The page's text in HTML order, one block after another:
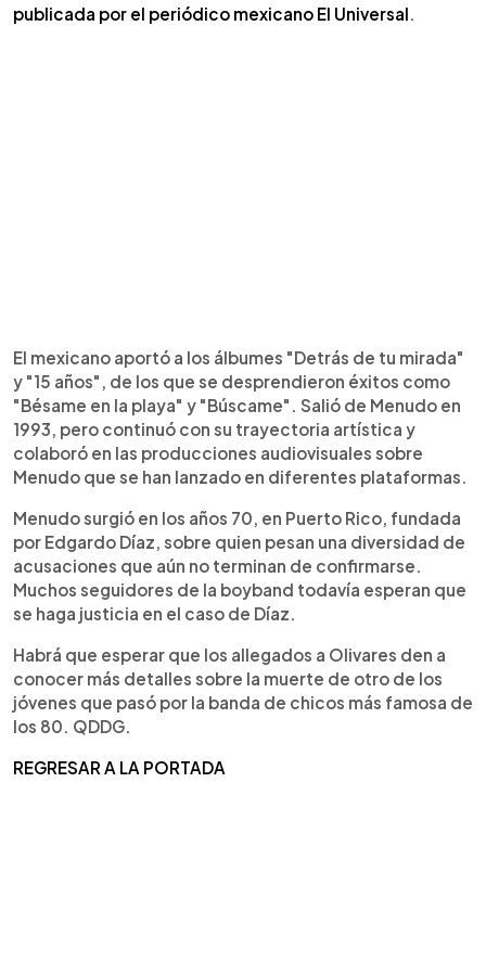
publicada por el periódico mexicano El Universal.
El mexicano aportó a los álbumes "Detrás de tu mirada"
y "15 años", de los que se desprendieron éxitos como
"Bésame en la playa" y "Búscame". Salió de Menudo en
1993, pero continuó con su trayectoria artística y
colaboró en las producciones audiovisuales sobre
Menudo que se han lanzado en diferentes plataformas.
Menudo surgió en los años 70, en Puerto Rico, fundada
por Edgardo Díaz, sobre quien pesan una diversidad de
acusaciones que aún no terminan de confirmarse.
Muchos seguidores de la boyband todavía esperan que
se haga justicia en el caso de Díaz.
Habrá que esperar que los allegados a Olivares den a
conocer más detalles sobre la muerte de otro de los
jóvenes que pasó por la banda de chicos más famosa de
los 80. QDDG.
REGRESAR A LA PORTADA